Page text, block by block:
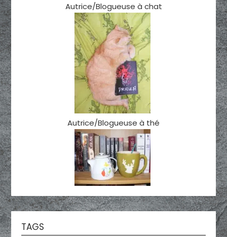
Autrice/Blogueuse à chat
Autrice/Blogueuse à thé
TAGS